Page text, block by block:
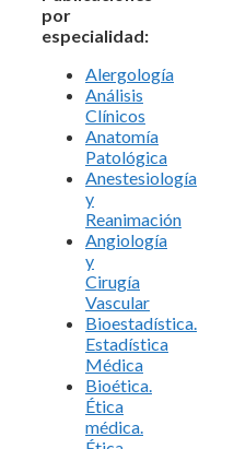
por
especialidad:
Alergología
Análisis
Clínicos
Anatomía
Patológica
Anestesiología
y
Reanimación
Angiología
y
Cirugía
Vascular
Bioestadística.
Estadística
Médica
Bioética.
Ética
médica.